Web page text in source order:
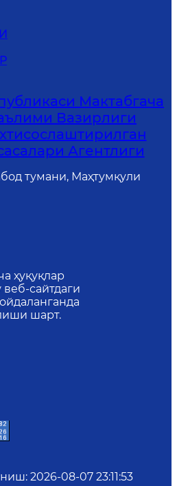
Мактабгача
Вазирлиги
Агентлиги
тумани, Маҳтумқули
ҳуқуқлар
сайтдаги
шарт.
: 2026-08-07 23:11:53